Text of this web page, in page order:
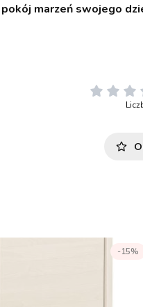
marzeń swojego
-15%